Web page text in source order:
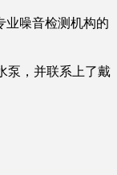
业噪音检测机构的
泵，并联系上了戴